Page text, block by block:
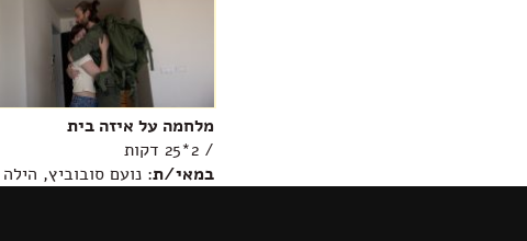
מלחמה על איזה בית
/ 2*25 דקות
במאי/ת: נועם סובוביץ, הילה